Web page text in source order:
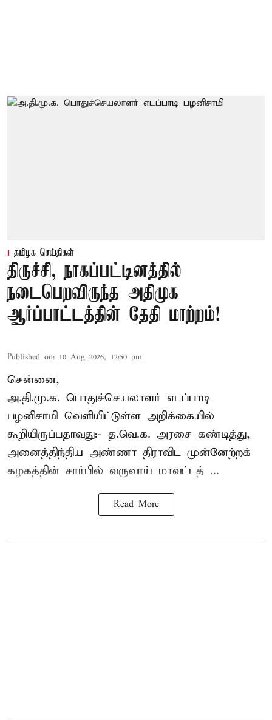
தமிழக செய்திகள்
திருச்சி, நாகப்பட்டினத்தில்
நடைபெறவிருந்த அதிமுக
ஆர்ப்பாட்டத்தின் தேதி மாற்றம்!
Published on: 10 Aug 2026, 12:50 pm
சென்னை,
அ.தி.மு.க. பொதுச்செயலாளர் எடப்பாடி
பழனிசாமி வெளியிட்டுள்ள அறிக்கையில்
கூறியிருப்பதாவது:- த.வெ.க. அரசை கண்டித்து,
அனைத்திந்திய அண்ணா திராவிட முன்னேற்றக்
கழகத்தின் சார்பில் வருவாய் மாவட்டத் ...
Read More